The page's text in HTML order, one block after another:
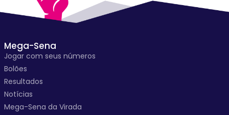
Mega-Sena
Jogar com seus números
Bolões
Resultados
Notícias
Mega-Sena da Virada